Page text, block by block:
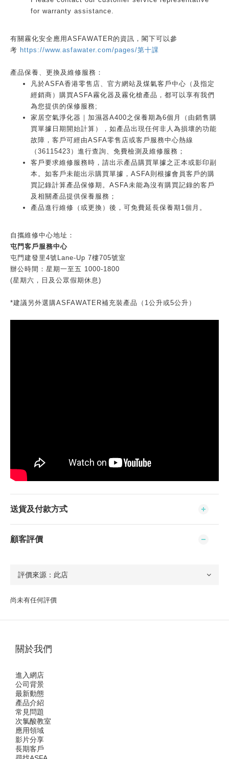
for warranty assistance.
有關霧化安全應用ASFAWATER的資訊，閣下可以參
考 https://www.asfawater.com/pages/第十課
產品保養、更換及維修服務：
凡於ASFA香港零售店、官方網站及煤氣客戶中心（及指定
經銷商）購買ASFA霧化器及霧化槍產品，都可以享有我們
為您提供的保修服務;
家居空氣淨化器｜加濕器A400之保養期為6個月（由銷售購
買單據日期開始計算），如產品出現任何非人為損壞的功能
故障，客戶可經由ASFA零售店或客戶服務中心熱線
（36115423）進行查詢、免費檢測及維修服務；
客戶要求維修服務時，請出示產品購買單據之正本或影印副
本。如客戶未能出示購買單據，ASFA則根據會員客戶的購
買記錄計算產品保修期。ASFA未能為沒有購買記錄的客戶
及相關產品提供保養服務；
產品進行維修（或更換）後，可免費延長保養期1個月。
自攜維修中心地址：
屯門客戶服務中心
屯門建發里4號Lane-Up 7樓705號室
辦公時間：星期一至五 1000-1800
(星期六，日及公眾假期休息)
*建議另外選購ASFAWATER補充裝產品（1公升或5公升）
送貨及付款方式
顧客評價
尚未有任何評價
關於我們
進入網店
公司背景
最新動態
產品介紹
常見問題
次氯酸教室
應用領域
影片分享
長期客戶